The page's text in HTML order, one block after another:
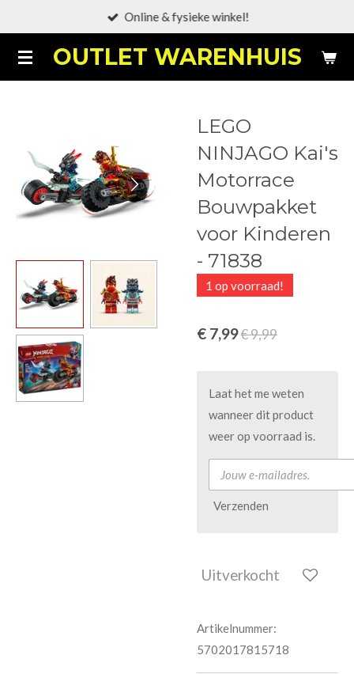
naar
de
OUTLET WARENHUIS
Online & fysieke winkel!
LEGO
NINJAGO Kai's
Motorrace
Bouwpakket
voor Kinderen
- 71838
1 op voorraad!
€ 7,99€ 9,99
Laat het me weten
wanneer dit product
weer op voorraad is.
Verzenden
Uitverkocht
Artikelnummer:
5702017815718